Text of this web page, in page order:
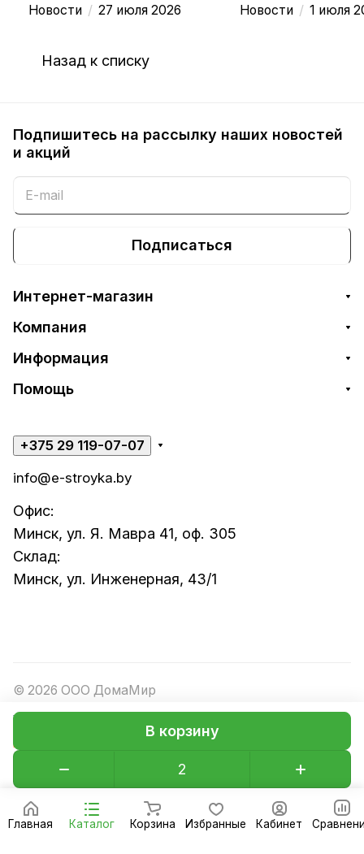
В корзину
Новости / 27 июля 2026 Новости / 1 июля
Назад к списку
Главная Каталог Корзина Избранные Кабинет
Подпишитесь на рассылку наших новостей
и акций
Подписаться
Интернет-магазин
Компания
Информация
Помощь
+375 29 119-07-07
info@e-stroyka.by
Офис:
Минск, ул. Я. Мавра 41, оф. 305
Склад:
Минск, ул. Инженерная, 43/1
© 2026 ООО ДомаМир
Оферта